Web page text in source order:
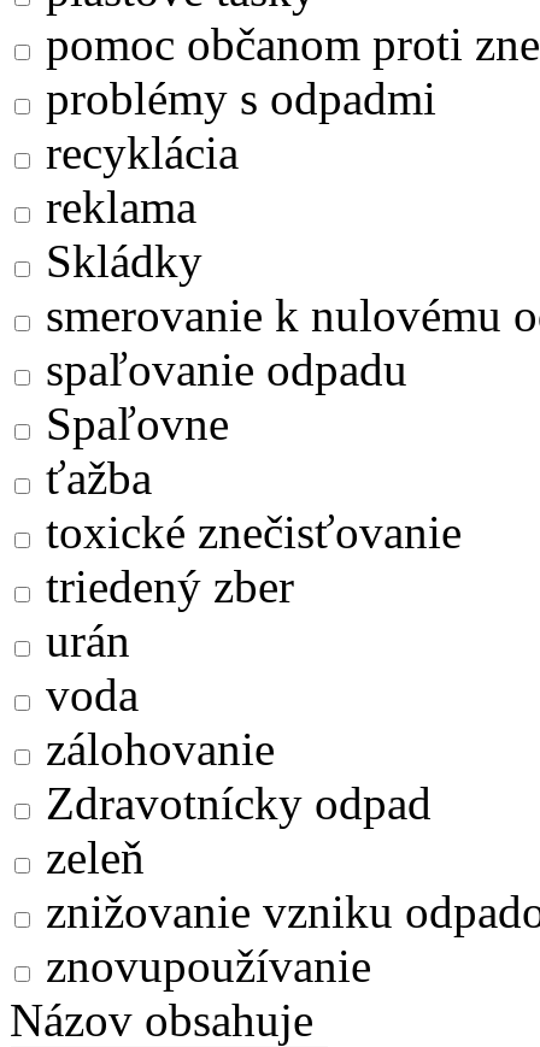
pomoc občanom proti
problémy s odpadmi
recyklácia
reklama
Skládky
smerovanie k nulovému
spaľovanie odpadu
Spaľovne
ťažba
toxické znečisťovanie
triedený zber
urán
voda
zálohovanie
Zdravotnícky odpad
zeleň
znižovanie vzniku
znovupoužívanie
Názov obsahuje